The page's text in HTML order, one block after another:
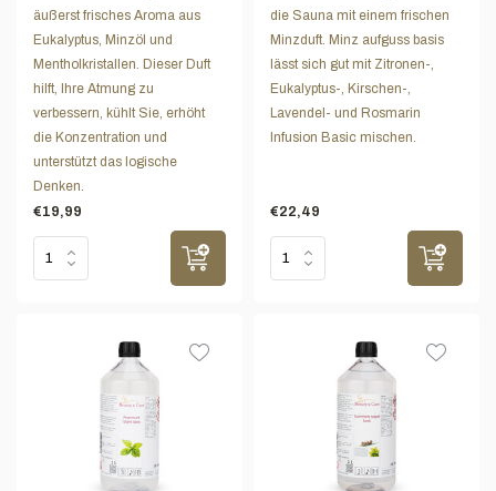
äußerst frisches Aroma aus
Eukalyptus, Minzöl und
Mentholkristallen. Dieser Duft
hilft, Ihre Atmung zu
verbessern, kühlt Sie, erhöht
die Konzentration und
unterstützt das logische
Denken.
€19,99
die Sauna mit einem frischen
Minzduft. Minz aufguss basis
lässt sich gut mit Zitronen-,
Eukalyptus-, Kirschen-,
Lavendel- und Rosmarin
Infusion Basic mischen.
€22,49